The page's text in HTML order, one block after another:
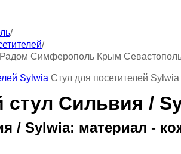
/
/
Симферополь Крым
Стул для посетителей Sylwia
Сильвия /
/ Sylwia: материал -